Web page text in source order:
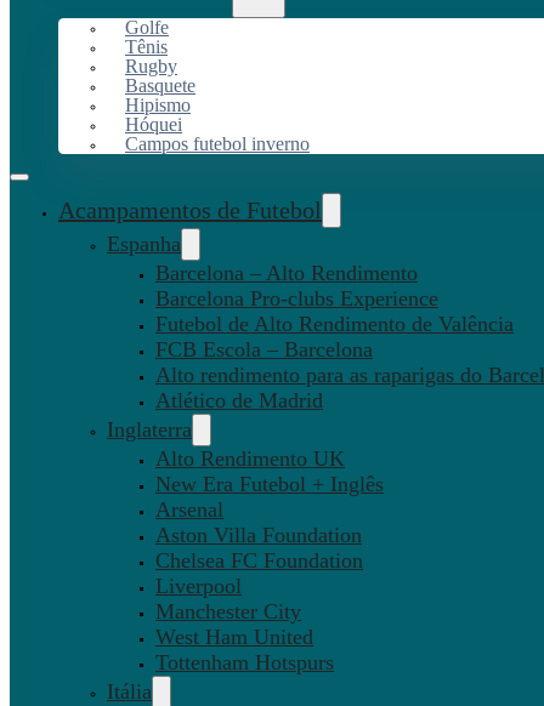
Golfe
Tênis
Rugby
Basquete
Hipismo
Hóquei
Campos futebol inverno
Acampamentos de Futebol
Espanha
Barcelona – Alto Rendimento
Barcelona Pro-clubs Experience
Futebol de Alto Rendimento de Valência
FCB Escola – Barcelona
Alto rendimento para as raparigas do
Atlético de Madrid
Inglaterra
Alto Rendimento UK
New Era Futebol + Inglês
Arsenal
Aston Villa Foundation
Chelsea FC Foundation
Liverpool
Manchester City
West Ham United
Tottenham Hotspurs
Itália